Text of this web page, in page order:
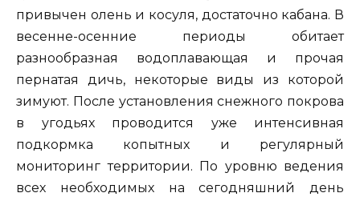
привычен олень и косуля, достаточно кабана. В
весенне-осенние периоды обитает
разнообразная водоплавающая и прочая
пернатая дичь, некоторые виды из которой
зимуют. После установления снежного покрова
в угодьях проводится уже интенсивная
подкормка копытных и регулярный
мониторинг территории. По уровню ведения
всех необходимых на сегодняшний день